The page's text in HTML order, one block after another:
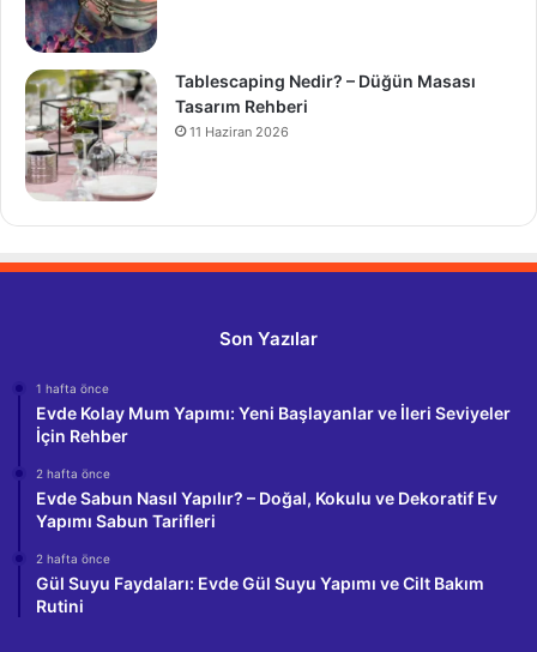
Tablescaping Nedir? – Düğün Masası
Tasarım Rehberi
11 Haziran 2026
Son Yazılar
1 hafta önce
Evde Kolay Mum Yapımı: Yeni Başlayanlar ve İleri Seviyeler
İçin Rehber
2 hafta önce
Evde Sabun Nasıl Yapılır? – Doğal, Kokulu ve Dekoratif Ev
Yapımı Sabun Tarifleri
2 hafta önce
Gül Suyu Faydaları: Evde Gül Suyu Yapımı ve Cilt Bakım
Rutini